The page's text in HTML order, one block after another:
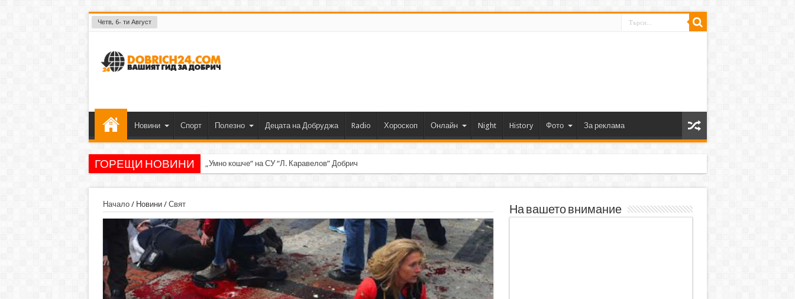
Четв, 6- ти Август
Новини Спорт Полезно Децата на Добруджа Radio Хороскоп Онлайн Night History Фото За реклама
ГОРЕЩИ НОВИНИ „Умно кошче“ на СУ “Л. Каравелов” Добрич с първо място от форум по робо
Начало/ Новини/ Свят На вашето внимание